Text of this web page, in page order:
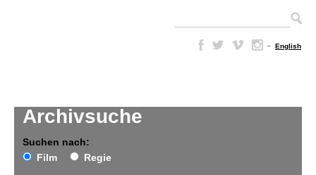
– English
Archivsuche
Suchen nach:
Film
Regie